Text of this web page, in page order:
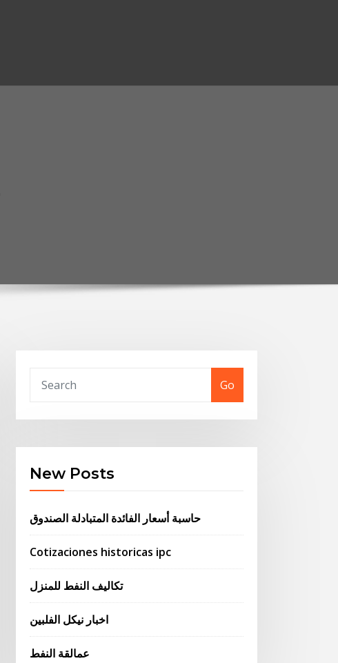
Go
New Posts
حاسبة أسعار الفائدة المتبادلة الصندوق
Cotizaciones historicas ipc
تكاليف النفط للمنزل
اخبار نيكل الفلبين
عمالقة النفط